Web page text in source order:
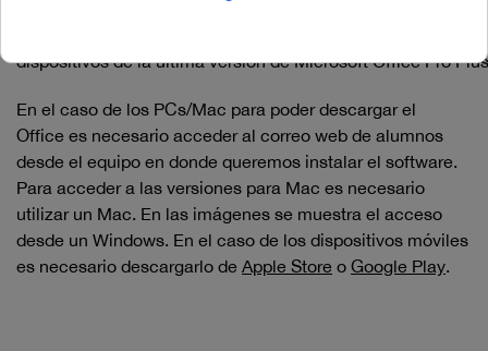
dispositivos de la última versión de Microsoft Office Pro
En el caso de los PCs/Mac para poder descargar el
Office es necesario acceder al correo web de alumnos
desde el equipo en donde queremos instalar el software.
Para acceder a las versiones para Mac es necesario
utilizar un Mac. En las imágenes se muestra el acceso
desde un Windows. En el caso de los dispositivos móviles
es necesario descargarlo de Apple Store o Google Play.